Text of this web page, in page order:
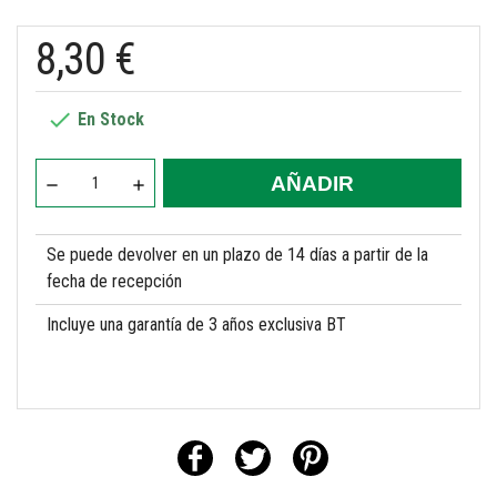
8,30 €
 En Stock
AÑADIR
Se puede devolver en un plazo de 14 días a partir de la
fecha de recepción
Incluye una garantía de 3 años exclusiva BT